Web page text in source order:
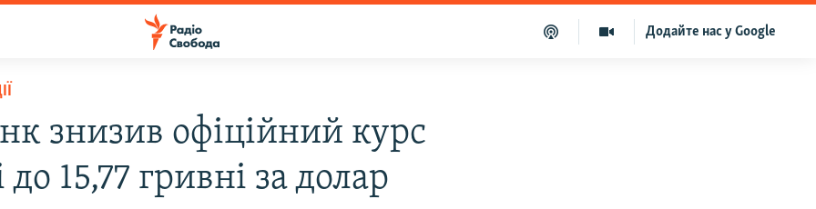
Додайте нас у Google
знизив офіційний курс
до 15,77 гривні за долар